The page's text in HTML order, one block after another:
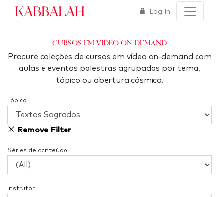
Kabbalah Log In
Cursos em Video On-Demand
Procure coleções de cursos em vídeo on-demand com
aulas e eventos palestras agrupadas por tema,
tópico ou abertura cósmica.
Tópico
Remove Filter
Séries de conteúdo
Instrutor